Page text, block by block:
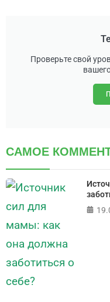
Проверьте свой
САМОЕ